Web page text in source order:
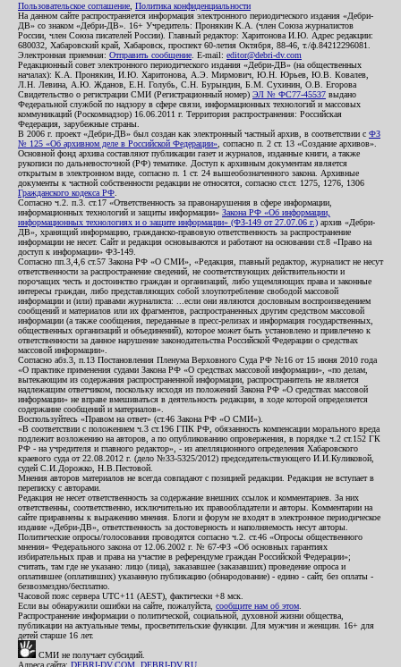
Пользовательское соглашение Политика конфиденциальности
На данном сайте распространяется информация электронного периодического издания «Дебри-
ДВ» со знаком «Дебри-ДВ». 16+ Учредитель: Пронякин К.А. (член Союза журналистов
России, член Союза писателей России). Главный редактор: Харитонова И.Ю. Адрес редакции:
680032, Хабаровский край, Хабаровск, проспект 60-летия Октября, 88-46, т./ф.84212296081.
Электронная приемная: Отправить сообщение . E-mail: editor@debri-dv.com
Редакционный совет электронного периодического издания «Дебри-ДВ» (на общественных
началах): К.А. Пронякин, И.Ю. Харитонова, А.Э. Мирмович, Ю.Н. Юрьев, Ю.В. Ковалев,
Л.Н. Левина, А.Ю. Жданов, Е.Н. Голубь, С.Н. Бурындин, Б.М. Сухинин, О.В. Егорова
Свидетельство о регистрации СМИ (Регистрационный номер) ЭЛ № ФС77-45537 выдано
Федеральной службой по надзору в сфере связи, информационных технологий и массовых
коммуникаций (Роскомнадзор) 16.06.2011 г. Территория распространения: Российская
Федерация, зарубежные страны.
В 2006 г. проект «Дебри-ДВ» был создан как электронный частный архив, в соответствии с ФЗ
№ 125 «Об архивном деле в Российской Федерации» , согласно п. 2 ст. 13 «Создание архивов».
Основной фонд архива составляют публикации газет и журналов, изданные книги, а также
рукописи по дальневосточной (РФ) тематике. Доступ к архивным документам является
открытым в электронном виде, согласно п. 1 ст. 24 вышеобозначенного закона. Архивные
документы к частной собственности редакции не относятся, согласно ст.ст. 1275, 1276, 1306
Гражданского кодекса РФ
Согласно ч.2. п.3. ст.17 «Ответственность за правонарушения в сфере информации,
информационных технологий и защиты информации» Закона РФ «Об информации,
информационных технологиях и о защите информации» (ФЗ-149 от 27.07.06 г.) архив «Дебри-
ДВ», хранящий информацию, гражданско-правовую ответственность за распространение
информации не несет. Сайт и редакция основываются и работают на основании ст.8 «Право на
доступ к информации» ФЗ-149.
Согласно пп.3,4,6 ст.57 Закона РФ «О СМИ», «Редакция, главный редактор, журналист не несут
ответственности за распространение сведений, не соответствующих действительности и
порочащих честь и достоинство граждан и организаций, либо ущемляющих права и законные
интересы граждан, либо представляющих собой злоупотребление свободой массовой
информации и (или) правами журналиста: ...если они являются дословным воспроизведением
сообщений и материалов или их фрагментов, распространенных другим средством массовой
информации (а также сообщения, переданные в пресс-релизах и информация государственных,
общественных организаций и объединений), которое может быть установлено и привлечено к
ответственности за данное нарушение законодательства Российской Федерации о средствах
массовой информации».
Согласно абз.3, п.13 Постановления Пленума Верховного Суда РФ №16 от 15 июня 2010 года
«О практике применения судами Закона РФ «О средствах массовой информации», «по делам,
вытекающим из содержания распространенной информации, распространитель не является
надлежащим ответчиком, поскольку исходя из положений Закона РФ «О средствах массовой
информации» не вправе вмешиваться в деятельность редакции, в ходе которой определяется
содержание сообщений и материалов».
Воспользуйтесь «Правом на ответ» (ст.46 Закона РФ «О СМИ»).
«В соответствии с положением ч.3 ст.196 ГПК РФ, обязанность компенсации морального вреда
подлежит возложению на авторов, а по опубликованию опровержения, в порядке ч.2 ст.152 ГК
РФ - на учредителя и главного редактор», - из апелляционного определения Хабаровского
краевого суда от 22.08.2012 г. (дело №33-5325/2012) председательствующего И.И.Куликовой,
судей С.И.Дорожко, Н.В.Пестовой.
Мнения авторов материалов не всегда совпадают с позицией редакции. Редакция не вступает в
переписку с авторами.
Редакция не несет ответственность за содержание внешних ссылок и комментариев. За них
ответственны, соответственно, исключительно их правообладатели и авторы. Комментарии на
сайте приравнены к выражению мнения. Блоги и форум не входят в электронное периодическое
издание «Дебри-ДВ», ответственность за достоверность и наполняемость несут авторы.
Политические опросы/голосования проводятся согласно ч.2. ст.46 «Опросы общественного
мнения» Федерального закона от 12.06.2002 г. № 67-ФЗ «Об основных гарантиях
избирательных прав и права на участие в референдуме граждан Российской Федерации»;
считать, там где не указано: лицо (лица), заказавшее (заказавших) проведение опроса и
оплатившее (оплативших) указанную публикацию (обнародование) - едино - сайт, без оплаты -
безвозмездно/бесплатно.
Часовой пояс сервера UTC+11 (AEST), фактически +8 мск.
Если вы обнаружили ошибки на сайте, пожалуйста, сообщите нам об этом
Распространение информации о политической, социальной, духовной жизни общества,
публикации на актуальные темы, просветительские функции. Для мужчин и женщин. 16+ для
детей старше 16 лет.
СМИ не получает субсидий.
Адреса сайта: DEBRI-DV.COM DEBRI-DV.RU